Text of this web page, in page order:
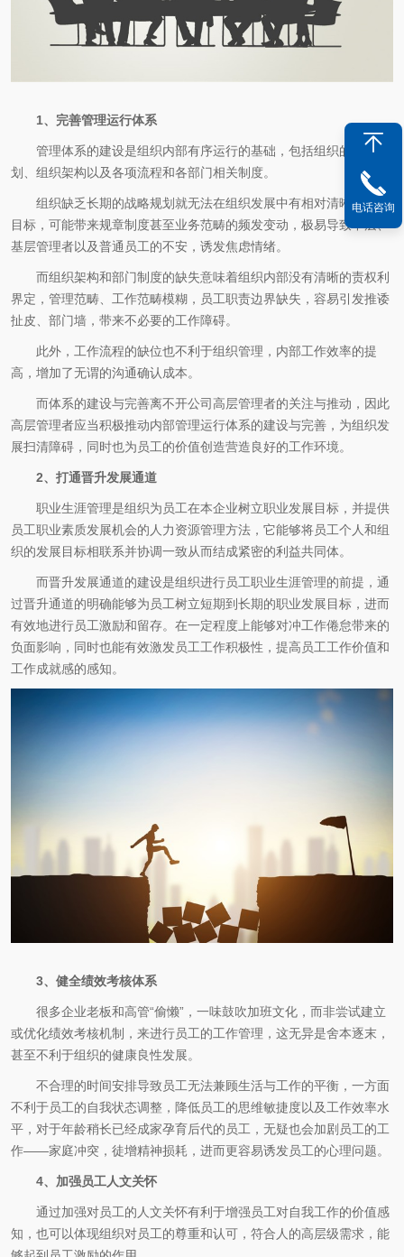
1、完善管理运行体系
管理体系的建设是组织内部有序运行的基础，包括组织的战略规
划、组织架构以及各项流程和各部门相关制度。
组织缺乏长期的战略规划就无法在组织发展中有相对清晰的发展
目标，可能带来规章制度甚至业务范畴的频发变动，极易导致中层、
基层管理者以及普通员工的不安，诱发焦虑情绪。
而组织架构和部门制度的缺失意味着组织内部没有清晰的责权利
界定，管理范畴、工作范畴模糊，员工职责边界缺失，容易引发推诿
扯皮、部门墙，带来不必要的工作障碍。
此外，工作流程的缺位也不利于组织管理，内部工作效率的提
高，增加了无谓的沟通确认成本。
而体系的建设与完善离不开公司高层管理者的关注与推动，因此
高层管理者应当积极推动内部管理运行体系的建设与完善，为组织发
展扫清障碍，同时也为员工的价值创造营造良好的工作环境。
2、打通晋升发展通道
职业生涯管理是组织为员工在本企业树立职业发展目标，并提供
员工职业素质发展机会的人力资源管理方法，它能够将员工个人和组
织的发展目标相联系并协调一致从而结成紧密的利益共同体。
而晋升发展通道的建设是组织进行员工职业生涯管理的前提，通
过晋升通道的明确能够为员工树立短期到长期的职业发展目标，进而
有效地进行员工激励和留存。在一定程度上能够对冲工作倦怠带来的
负面影响，同时也能有效激发员工工作积极性，提高员工工作价值和
工作成就感的感知。
3、健全绩效考核体系
很多企业老板和高管“偷懒”，一味鼓吹加班文化，而非尝试建立
或优化绩效考核机制，来进行员工的工作管理，这无异是舍本逐末，
甚至不利于组织的健康良性发展。
不合理的时间安排导致员工无法兼顾生活与工作的平衡，一方面
不利于员工的自我状态调整，降低员工的思维敏捷度以及工作效率水
平，对于年龄稍长已经成家孕育后代的员工，无疑也会加剧员工的工
作——家庭冲突，徒增精神损耗，进而更容易诱发员工的心理问题。
4、加强员工人文关怀
通过加强对员工的人文关怀有利于增强员工对自我工作的价值感
知，也可以体现组织对员工的尊重和认可，符合人的高层级需求，能
电话咨询